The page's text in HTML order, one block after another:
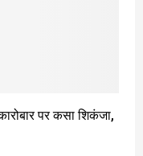
पर कसा शिकंजा,